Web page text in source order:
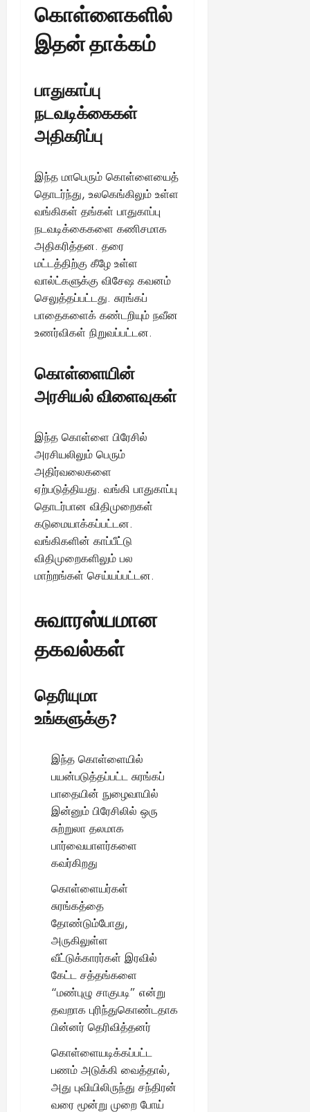
கொள்ளைகளில்
இதன் தாக்கம்
பாதுகாப்பு
நடவடிக்கைகள்
அதிகரிப்பு
இந்த மாபெரும் கொள்ளையைத்
தொடர்ந்து, உலகெங்கிலும் உள்ள
வங்கிகள் தங்கள் பாதுகாப்பு
நடவடிக்கைகளை கணிசமாக
அதிகரித்தன. தரை
மட்டத்திற்கு கீழே உள்ள
வால்ட்களுக்கு விசேஷ கவனம்
செலுத்தப்பட்டது. சுரங்கப்
பாதைகளைக் கண்டறியும் நவீன
உணர்விகள் நிறுவப்பட்டன.
கொள்ளையின்
அரசியல் விளைவுகள்
இந்த கொள்ளை பிரேசில்
அரசியலிலும் பெரும்
அதிர்வலைகளை
ஏற்படுத்தியது. வங்கி பாதுகாப்பு
தொடர்பான விதிமுறைகள்
கடுமையாக்கப்பட்டன.
வங்கிகளின் காப்பீட்டு
விதிமுறைகளிலும் பல
மாற்றங்கள் செய்யப்பட்டன.
சுவாரஸ்யமான
தகவல்கள்
தெரியுமா
உங்களுக்கு?
இந்த கொள்ளையில்
பயன்படுத்தப்பட்ட சுரங்கப்
பாதையின் நுழைவாயில்
இன்னும் பிரேசிலில் ஒரு
சுற்றுலா தலமாக
பார்வையாளர்களை
கவர்கிறது
கொள்ளையர்கள்
சுரங்கத்தை
தோண்டும்போது,
அருகிலுள்ள
வீட்டுக்காரர்கள் இரவில்
கேட்ட சத்தங்களை
“மண்புழு சாகுபடி” என்று
தவறாக புரிந்துகொண்டதாக
பின்னர் தெரிவித்தனர்
கொள்ளையடிக்கப்பட்ட
பணம் அடுக்கி வைத்தால்,
அது புவியிலிருந்து சந்திரன்
வரை மூன்று முறை போய்